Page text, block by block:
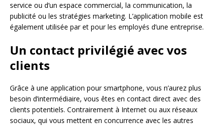
service ou d’un espace commercial, la communication, la
publicité ou les stratégies marketing. L’application mobile est
également utilisée par et pour les employés d’une entreprise.
Un contact privilégié avec vos
clients
Grâce à une application pour smartphone, vous n’aurez plus
besoin d’intermédiaire, vous êtes en contact direct avec des
clients potentiels. Contrairement à Internet ou aux réseaux
sociaux, qui vous mettent en concurrence avec les autres